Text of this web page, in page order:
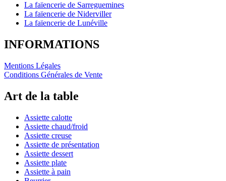
La faïencerie de Sarreguemines
La faïencerie de Niderviller
La faïencerie de Lunéville
INFORMATIONS
Mentions Légales
Conditions Générales de Vente
Art de la table
Assiette calotte
Assiette chaud/froid
Assiette creuse
Assiette de présentation
Assiette dessert
Assiette plate
Assiette à pain